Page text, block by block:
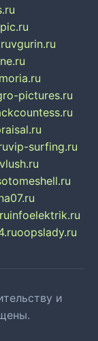
vgurin.ru
pictures.ru
vip-surfing.ru
infoelektrik.ru
oopslady.ru
и